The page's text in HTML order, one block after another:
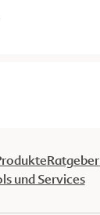
Ratgeber
und Services